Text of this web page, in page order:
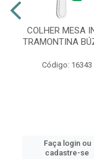
COLHER MESA
TRAMONTINA
Código: 16343
Faça login ou
cadastre-se